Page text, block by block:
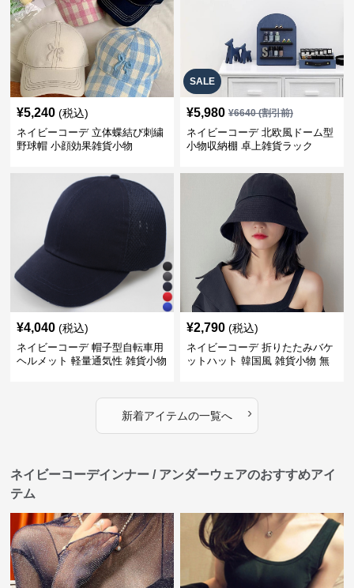
¥5,240 (税込)
ネイビーコーデ 立体蝶結び刺繍
野球帽 小顔効果雑貨小物
SALE
¥5,980 ¥6640(割引前)
ネイビーコーデ 北欧風ドーム型
小物収納棚 卓上雑貨ラック
¥4,040 (税込)
ネイビーコーデ 帽子型自転車用
ヘルメット 軽量通気性 雑貨小物
¥2,790 (税込)
ネイビーコーデ 折りたたみバケ
ットハット 韓国風 雑貨小物 無
新着アイテムの一覧へ ›
ネイビーコーデインナー / アンダーウェアのおすすめアイ
テム